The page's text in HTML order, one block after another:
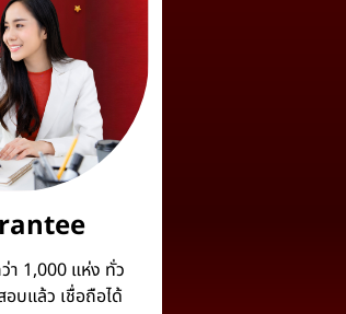
า 1,000 แห่ง ทั่ว
บแล้ว เชื่อถือได้